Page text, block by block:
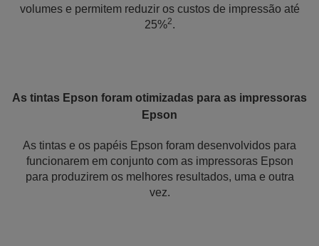
volumes e permitem reduzir os custos de impressão até
25%2.
As tintas Epson foram otimizadas para as impressoras
Epson
As tintas e os papéis Epson foram desenvolvidos para
funcionarem em conjunto com as impressoras Epson
para produzirem os melhores resultados, uma e outra
vez.